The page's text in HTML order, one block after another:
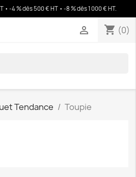
• -4 % dès 500 € HT • -8 % dès 1 000 € HT.
shopping_cart (0)

shopping_cart(0)
Tendance Toupie